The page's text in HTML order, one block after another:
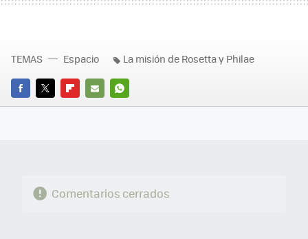
FACEBOOK
TWITTERFLIPBOARD
E-
WHATSAPP
TEMAS Espacio La misión de Rosetta y Philae
Comentarios cerrados